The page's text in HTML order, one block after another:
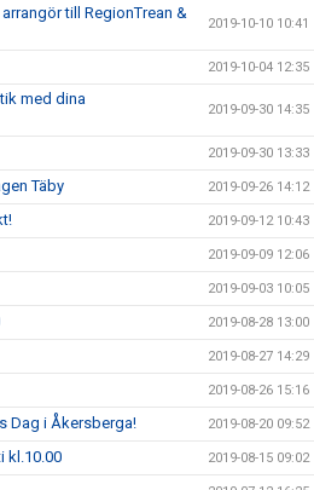
till RegionTrean &
2019-10-10 10:41
2019-10-04 12:35
med dina
2019-09-30 14:35
2019-09-30 13:33
Täby 2019-09-26 14:12
2019-09-12 10:43
2019-09-09 12:06
2019-09-03 10:05
2019-08-28 13:00
2019-08-27 14:29
2019-08-26 15:16
Dag i Åkersberga! 2019-08-20 09:52
kl.10.00 2019-08-15 09:02